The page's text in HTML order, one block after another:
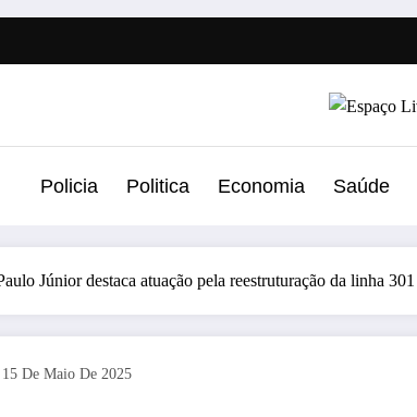
Policia Politica Economia Saúde
Júnior destaca atuação pela reestruturação da linha
15 De Maio De 2025